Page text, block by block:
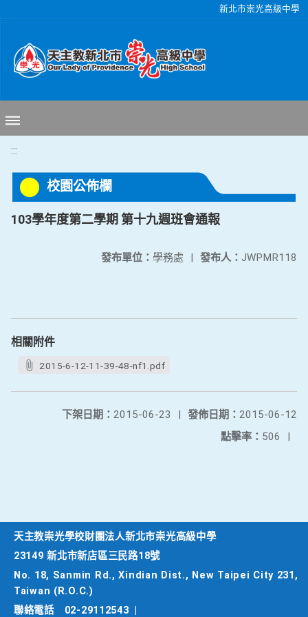
新北市崇光高級中學
:::
校園公佈欄
103學年度第二學期 第十九週班會通報
發布人： JWPMR118
發布單位： 學務處 |
相關附件
2015-6-12-11-39-48-nf1.pdf
發佈日期： 2015-06-12
下架日期： 2015-06-23
|
點擊率： 506 |
天主教崇光學校財團法人新北市崇光高級中學
23149 新北市新店區三民路18號
No. 18, Sanmin Rd., Xindian Dist., New Taipei City 231,
Taiwan (R.O.C.)
聯絡電話
02-29112543